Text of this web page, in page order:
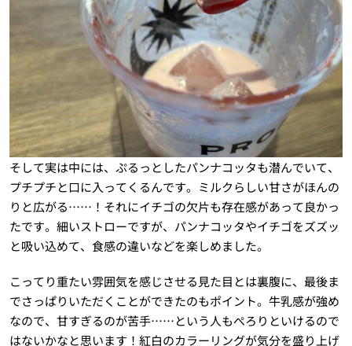
そして実は中には、ぷるっとしたパンナコッタも潜んでいて、
プチプチと口に入ってくるんです。ミルクらしい甘さがほんの
りと広がる……！それにイチゴの欠片も存在感があって良かっ
たです。細いストローですが、パンナコッタやイチゴをズズッ
と吸い込めて、食感の違いなどを楽しめました。
こってり重たい雰囲気を感じさせる見た目とは裏腹に、最後ま
でさっぱりいただくことができたのもポイント。牛乳感が強め
なので、甘すぎるのが苦手……という人もぺろりといけるので
はないかなと思います！紅白のカラーリングが気分を盛り上げ